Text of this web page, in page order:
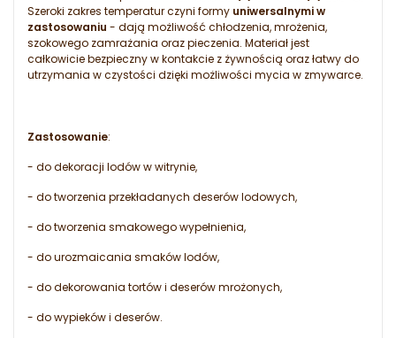
Szeroki zakres temperatur czyni formy uniwersalnymi w
zastosowaniu - dają możliwość chłodzenia, mrożenia,
szokowego zamrażania oraz pieczenia. Materiał jest
całkowicie bezpieczny w kontakcie z żywnością oraz łatwy do
utrzymania w czystości dzięki możliwości mycia w zmywarce.
Zastosowanie:
- do dekoracji lodów w witrynie,
- do tworzenia przekładanych deserów lodowych,
- do tworzenia smakowego wypełnienia,
- do urozmaicania smaków lodów,
- do dekorowania tortów i deserów mrożonych,
- do wypieków i deserów.